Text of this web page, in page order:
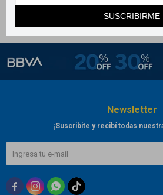
SUSCRIBIRME
Newsletter
¡Suscribite y recibí todas
  